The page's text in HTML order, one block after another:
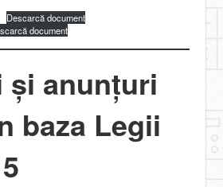
Descarcă document
document
și anunțuri
baza Legii